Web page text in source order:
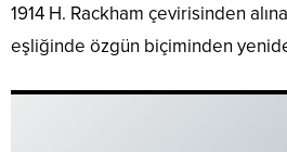
1914 H. Rackham çevirisinden
eşliğinde özgün biçiminden